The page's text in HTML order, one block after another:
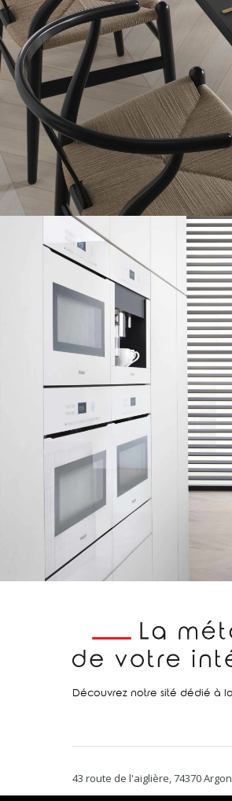
Découvrez notre sité dédié à
43 route de l'aiglière, 74370